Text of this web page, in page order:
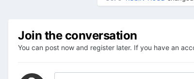
Join the conversation
You can post now and register later. If you have an